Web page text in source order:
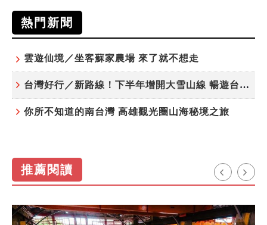
熱門新聞
雲遊仙境／坐客蘇家農場 來了就不想走
台灣好行／新路線！下半年增開大雪山線 暢遊台中更便利
你所不知道的南台灣 高雄觀光圈山海秘境之旅
推薦閱讀